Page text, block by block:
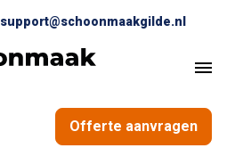
support@schoonmaakgilde.nl
Offerte aanvragen